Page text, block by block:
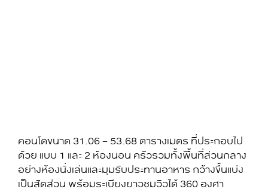
คอนโดขนาด 31.06 – 53.68 ตารางเมตร ที่ประกอบไป
ด้วย แบบ 1 และ 2 ห้องนอน ครัวรวมทั้งพื้นที่ส่วนกลาง
อย่างห้องนั่งเล่นและมุมรับประทานอาหาร กว้างขึ้นแบ่ง
เป็นสัดส่วน พร้อมระเบียงยาวชมวิวได้ 360 องศา